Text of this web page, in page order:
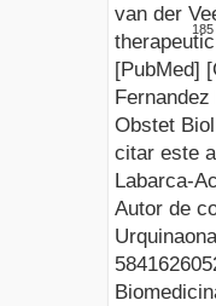
185
van der
[PubMed]
Obstet
citar este
Labarca-
Autor de